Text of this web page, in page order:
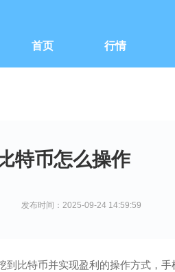
首页 行情
特币怎么操作
发布时间：2025-09-24 14:59:59
比特币并实现盈利的操作方式，